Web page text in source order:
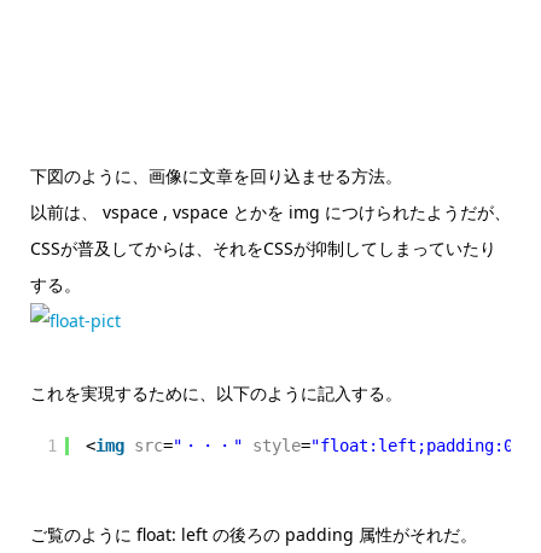
下図のように、画像に文章を回り込ませる方法。
以前は、 vspace , vspace とかを img につけられたようだが、
CSSが普及してからは、それをCSSが抑制してしまっていたり
する。
これを実現するために、以下のように記入する。
1 <img src="・・・" style="float:left;padding:0px
ご覧のように float: left の後ろの padding 属性がそれだ。